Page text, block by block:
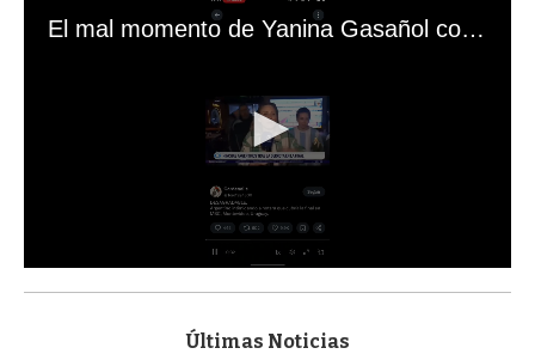
El mal momento de Yanina Gasañol con un hincha argentino en "Subrayado"
s
Últimas Noticias